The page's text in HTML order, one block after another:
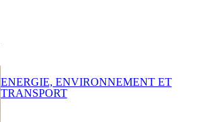
ENERGIE, ENVIRONNEMENT ET
TRANSPORT